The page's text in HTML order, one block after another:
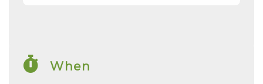
When